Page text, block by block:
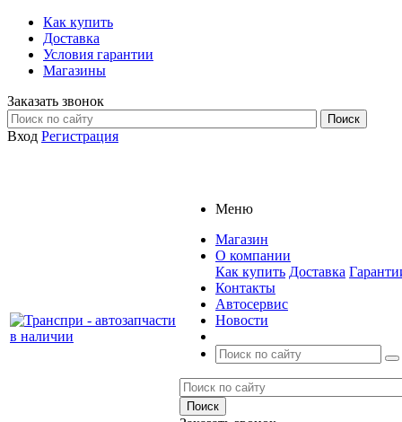
Как купить
Доставка
Условия гарантии
Магазины
Заказать звонок
Вход Регистрация
Меню
Магазин
О компании
Как купить Доставка
Контакты
Автосервис
Новости